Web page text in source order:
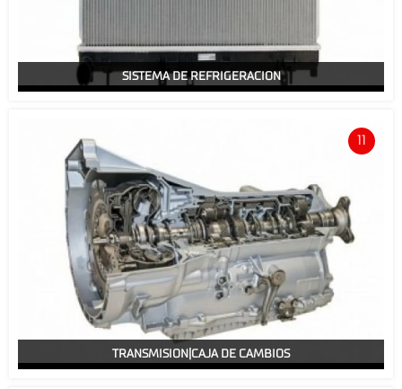
SISTEMA DE REFRIGERACION
TRANSMISION|CAJA DE CAMBIOS
11